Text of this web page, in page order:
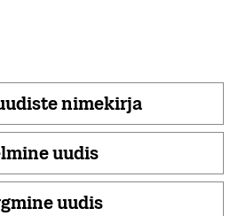
nimekirja
uudis
uudis